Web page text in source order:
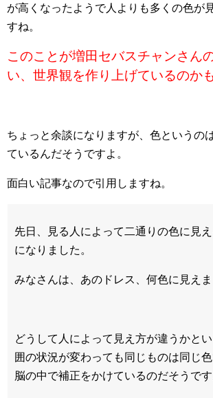
が高くなったようで人よりも多くの色が
すね。
このことが増田セバスチャンさん
い、世界観を作り上げているのか
ちょっと余談になりますが、色というの
ているんだそうですよ。
面白い記事なので引用しますね。
先日、見る人によって二通りの色に見
になりました。
みなさんは、あのドレス、何色に見えま
どうして人によって見え方が違うかと
囲の状況が変わっても同じものは同じ
脳の中で補正をかけているのだそうです